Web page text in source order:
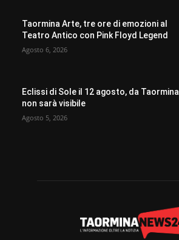
Taormina Arte, tre ore di emozioni al
Teatro Antico con Pink Floyd Legend
Agosto 6, 2026
Eclissi di Sole il 12 agosto, da Taormina
non sarà visibile
Agosto 5, 2026